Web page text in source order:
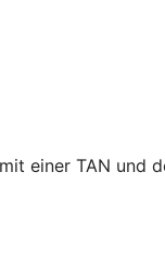
einer TAN und